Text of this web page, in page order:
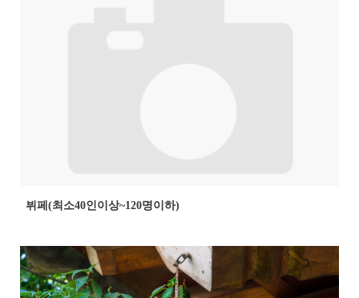
뷔페(최소40인이상~120명이하)